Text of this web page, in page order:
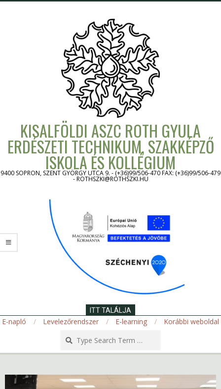
KISALFÖLDI ASZC ROTH GYULA
ERDÉSZETI TECHNIKUM, SZAKKÉPZŐ
ISKOLA ÉS KOLLÉGIUM
9400 SOPRON, SZENT GYÖRGY UTCA 9. - (+36)99/506-470 FAX: (+36)99/506-479
- ROTHSZKI@ROTHSZKI.HU
ITT TALÁLJA
E-napló Levelezőrendszer E-learning
Korábbi weboldal
Menu